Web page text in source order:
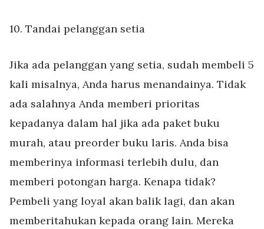
10. Tandai pelanggan setia
Jika ada pelanggan yang setia, sudah membeli 5
kali misalnya, Anda harus menandainya. Tidak
ada salahnya Anda memberi prioritas
kepadanya dalam hal jika ada paket buku
murah, atau preorder buku laris. Anda bisa
memberinya informasi terlebih dulu, dan
memberi potongan harga. Kenapa tidak?
Pembeli yang loyal akan balik lagi, dan akan
memberitahukan kepada orang lain. Mereka